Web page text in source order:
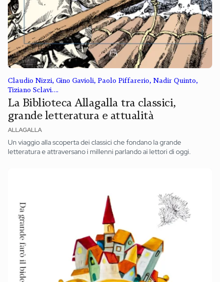
Claudio Nizzi, Gino Gavioli, Paolo Piffarerio, Nadir Quinto,
Tiziano Sclavi….
La Biblioteca Allagalla tra classici,
grande letteratura e attualità
ALLAGALLA
Un viaggio alla scoperta dei classici che fondano la grande
letteratura e attraversano i millenni parlando ai lettori di oggi.